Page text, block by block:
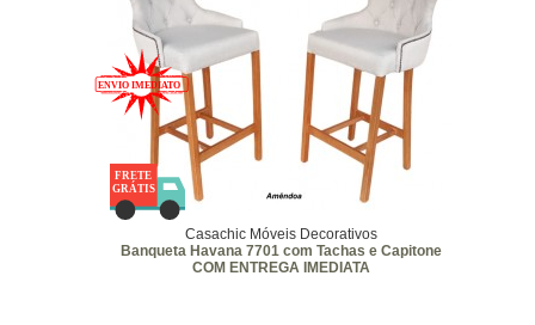
Casachic Móveis Decorativos
Banqueta Havana 7701 com Tachas e Capitone
COM ENTREGA IMEDIATA